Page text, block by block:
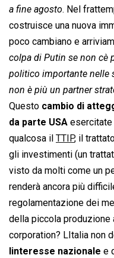
a fine agosto. Nel
costruisce una nuova
poco cambiano e
colpa di Putin se non
politico importante nelle
non è più un partner
Questo cambio di
da parte USA esercitate
qualcosa il TTIP, il
gli investimenti (un
visto da molti come un
renderà ancora più
regolamentazione dei
della piccola produzione
corporation? LItalia non
linteresse nazionale e